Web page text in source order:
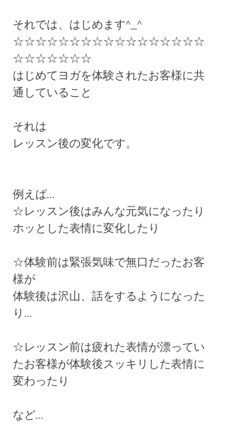
それでは、はじめます^_^
☆☆☆☆☆☆☆☆☆☆☆☆☆☆☆☆☆
☆☆☆☆☆☆☆
はじめてヨガを体験されたお客様に共
通していること
それは
レッスン後の変化です。
例えば…
☆レッスン後はみんな元気になったり
ホッとした表情に変化したり
☆体験前は緊張気味で無口だったお客
様が
体験後は沢山、話をするようになった
り…
☆レッスン前は疲れた表情が漂ってい
たお客様が体験後スッキリした表情に
変わったり
など…